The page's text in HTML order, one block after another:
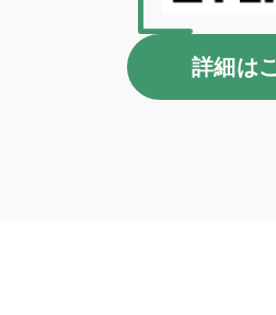
詳細は